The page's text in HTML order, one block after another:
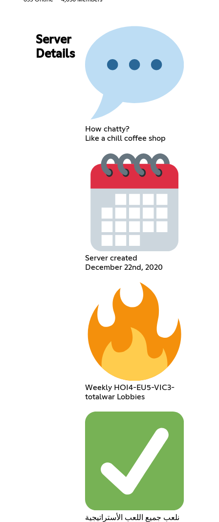
Server
Details
How chatty?
Like a chill coffee shop
Server created
December 22nd, 2020
Weekly HOI4-EU5-VIC3-
totalwar Lobbies
نلعب جميع اللعب الأستراتيجية